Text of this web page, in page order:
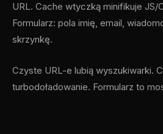
URL. Cache wtyczką minifikuje JS/
Formularz: pola imię, email,
skrzynkę.
Czyste URL-e lubią wyszukiwarki.
turbodoładowanie. Formularz to